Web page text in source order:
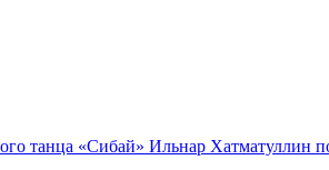
танца «Сибай» Ильнар Хатматуллин